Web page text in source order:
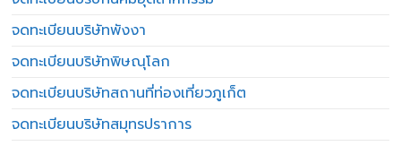
จดทะเบียนบริษัทพังงา
จดทะเบียนบริษัทพิษณุโลก
จดทะเบียนบริษัทสถานที่ท่องเที่ยวภูเก็ต
จดทะเบียนบริษัทสมุทรปราการ